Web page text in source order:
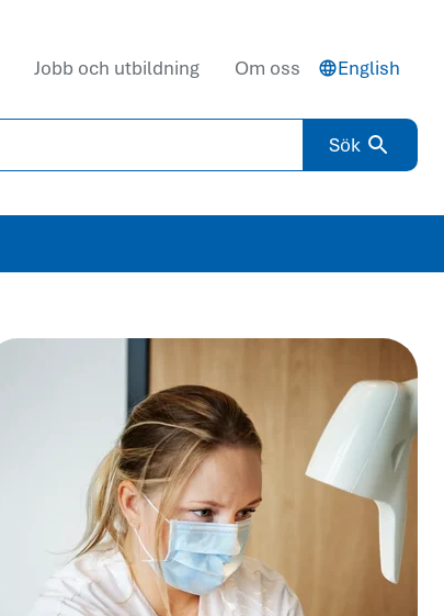
Jobb och utbildning Om oss English
Sök